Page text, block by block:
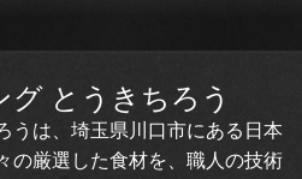
グ とうきちろう
うは、埼玉県川口市にある日本
の厳選した食材を、職人の技術